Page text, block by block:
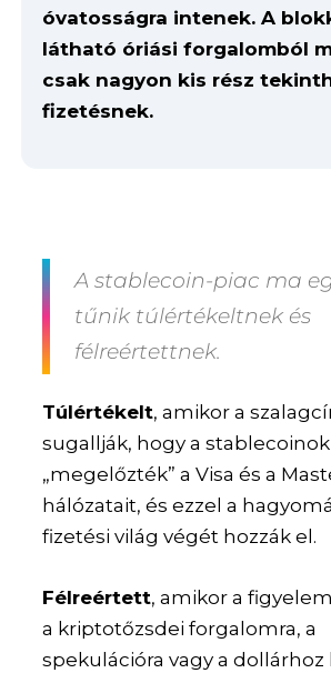
óvatosságra intenek. A
látható óriási forgalomból
csak nagyon kis rész
fizetésnek.
A stablecoin-piac ma
tűnik túlértékeltnek és
félreértettnek.
Túlértékelt, amikor a
sugallják, hogy a
„megelőzték” a Visa és a
hálózatait, és ezzel a
fizetési világ végét hozzák el.
Félreértett, amikor a
a kriptotőzsdei forgalomra, a
spekulációra vagy a